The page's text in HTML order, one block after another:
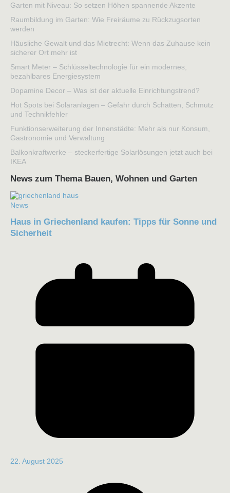
Garten mit Niveau: So setzen Höhen spannende Akzente
Raumbildung im Garten: Wie Freiräume zu Rückzugsorten
werden
Häusliche Gewalt und das Mietrecht: Wenn das Zuhause kein
sicherer Ort mehr ist
Smart Meter – Schlüsseltechnologie für ein modernes,
bezahlbares Energiesystem
Dopamine Decor – Was ist der aktuelle Einrichtungstrend?
Hot Spots bei Solaranlagen – Gefahr durch Schatten, Schmutz
und Technikfehler
Funktionserweiterung der Innenstädte: Mehr als nur Konsum,
Gastronomie und Verwaltung
Balkonkraftwerke – steckerfertige Solarlösungen jetzt auch bei
IKEA
News zum Thema Bauen, Wohnen und Garten
News
Haus in Griechenland kaufen: Tipps für Sonne und
Sicherheit
22. August 2025